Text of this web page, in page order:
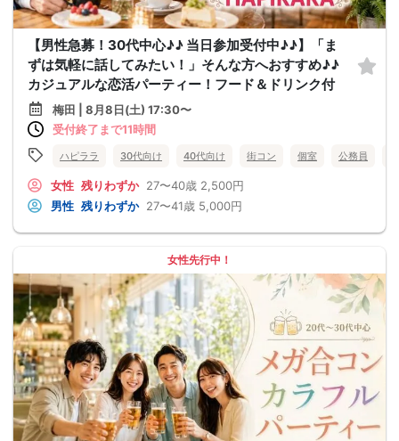
【男性急募！30代中心♪♪ 当日参加受付中♪♪】「ま
ずは気軽に話してみたい！」そんな方へおすすめ♪♪
カジュアルな恋活パーティー！フード＆ドリンク付
梅田 | 8月8日(土) 17:30〜
受付終了まで11時間
ハピララ 30代向け 40代向け 街コン 個室 公務員
女性 残りわずか 27〜40歳 2,500円
男性 残りわずか 27〜41歳 5,000円
女性先行中！